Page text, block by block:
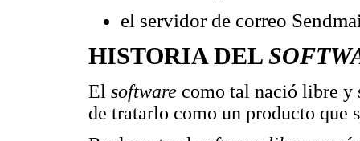
el servidor de correo
HISTORIA DEL
El software como tal nació libre y
de tratarlo como un producto que